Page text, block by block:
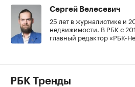
Сергей Велесевич
25 лет в журналистике и
недвижимости. В РБК с
главный редактор «РБК-
РБК Тренды